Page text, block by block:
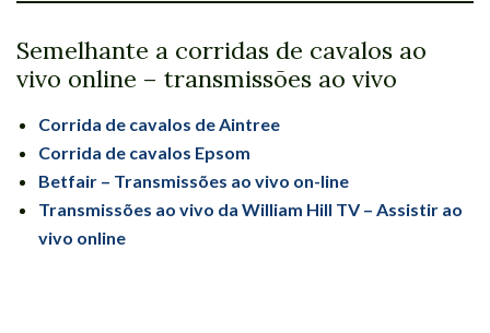
Semelhante a corridas de cavalos ao
vivo online – transmissões ao vivo
Corrida de cavalos de Aintree
Corrida de cavalos Epsom
Betfair – Transmissões ao vivo on-line
Transmissões ao vivo da William Hill TV – Assistir ao
vivo online